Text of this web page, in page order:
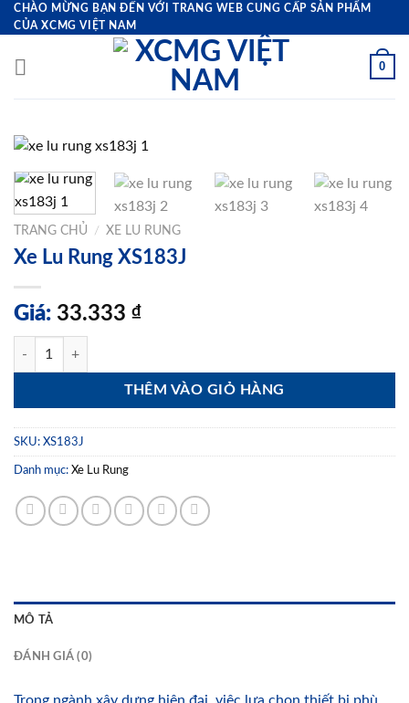
Bỏ
qua
dung
CHÀO MỪNG BẠN ĐẾN VỚI TRANG WEB CUNG CẤP SẢN PHẨM
CỦA XCMG VIỆT NAM
0
TRANG CHỦ / XE LU RUNG
Xe Lu Rung XS183J
Giá: 33.333 ₫
Xe Lu Rung XS183J số lượng
THÊM VÀO GIỎ HÀNG
SKU: XS183J
Danh mục: Xe Lu Rung
MÔ TẢ
ĐÁNH GIÁ (0)